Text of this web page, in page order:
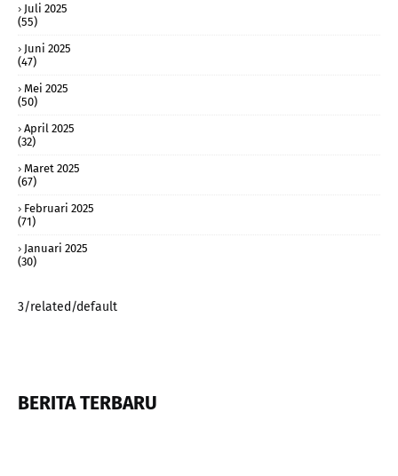
Juli 2025
(55)
Juni 2025
(47)
Mei 2025
(50)
April 2025
(32)
Maret 2025
(67)
Februari 2025
(71)
Januari 2025
(30)
3/related/default
BERITA TERBARU